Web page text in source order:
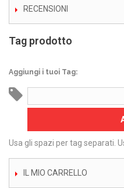
RECENSIONI
Tag prodotto
Aggiungi i tuoi Tag:
Usa gli spazi per tag separati.
IL MIO CARRELLO